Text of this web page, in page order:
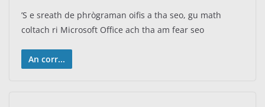
’S e sreath de phrògraman oifis a tha seo, gu math
coltach ri Microsoft Office ach tha am fear seo
An corr...